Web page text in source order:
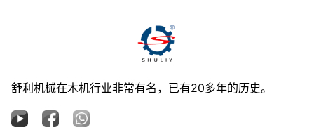
舒利机械在木机行业非常有名，已有20多年的历史。